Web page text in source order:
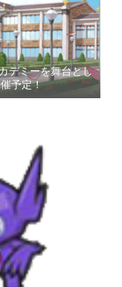
デミーを舞台とし
予定！